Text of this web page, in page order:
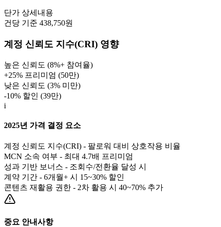
단가 상세내용
건당 기준 438,750원
계정 신뢰도 지수(CRI) 영향
높은 신뢰도 (8%+ 참여율)
+25% 프리미엄 (50만)
낮은 신뢰도 (3% 미만)
-10% 할인 (39만)
i
2025년 가격 결정 요소
계정 신뢰도 지수(CRI) - 팔로워 대비 상호작용 비율
MCN 소속 여부 - 최대 4.7배 프리미엄
성과 기반 보너스 - 조회수/전환율 달성 시
계약 기간 - 6개월+ 시 15~30% 할인
콘텐츠 재활용 권한 - 2차 활용 시 40~70% 추가
중요 안내사항